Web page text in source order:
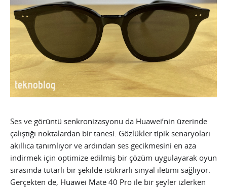
Ses ve görüntü senkronizasyonu da Huawei’nin üzerinde
çalıştığı noktalardan bir tanesi. Gözlükler tipik senaryoları
akıllıca tanımlıyor ve ardından ses gecikmesini en aza
indirmek için optimize edilmiş bir çözüm uygulayarak oyun
sırasında tutarlı bir şekilde istikrarlı sinyal iletimi sağlıyor.
Gerçekten de, Huawei Mate 40 Pro ile bir şeyler izlerken